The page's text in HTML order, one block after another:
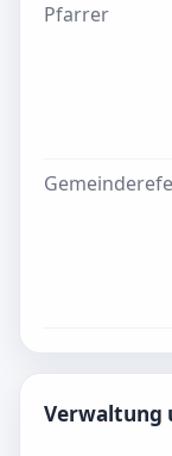
Pfarrer
Verwaltung